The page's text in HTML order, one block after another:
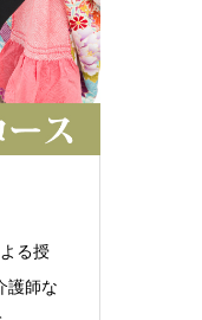
る授
護師な